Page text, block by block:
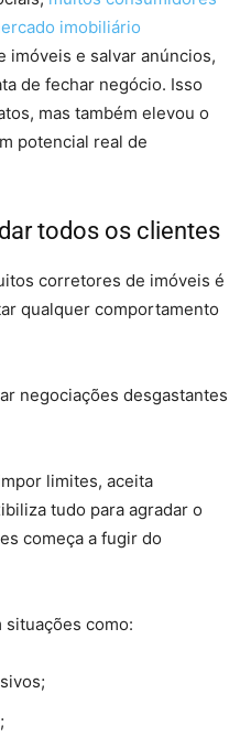
imobiliário
imóveis e salvar anúncios,
de fechar negócio. Isso
mas também elevou o
potencial real de
todos os clientes
corretores de imóveis é
qualquer comportamento
negociações desgastantes
limites, aceita
tudo para agradar o
começa a fugir do
situações como: